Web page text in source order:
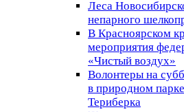
Леса
непарного
В Красноярском
мероприятия
«Чистый воздух»
Волонтеры на
в природном
Териберка